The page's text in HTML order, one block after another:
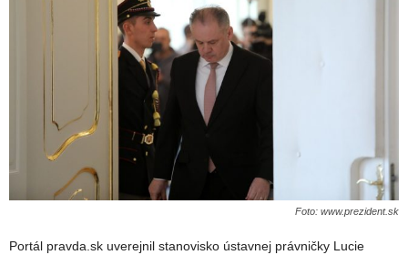
Foto: www.prezident.sk
Portál pravda.sk uverejnil stanovisko ústavnej právničky Lucie